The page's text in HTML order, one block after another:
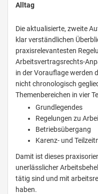
Alltag
Die aktualisierte, zweite
klar verständlichen
praxisrelevantesten
Arbeitsvertragsrechts-
in der Vorauflage werden
nicht chronologisch
Themenbereichen in vier
Grundlegendes
Regelungen zu
Betriebsübergang
Karenz- und
Damit ist dieses
unerlässlicher
tätig sind und mit
haben.